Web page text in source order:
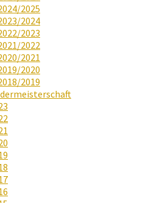
2025
2024
2023
2022
2021
2020
2019